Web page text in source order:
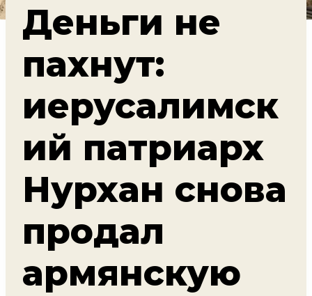
Деньги не
пахнут:
иерусалимск
ий патриарх
Нурхан снова
продал
армянскую